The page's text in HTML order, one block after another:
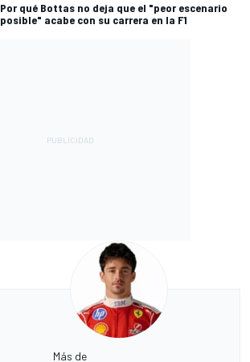
Por qué Bottas no deja que el "peor escenario
posible" acabe con su carrera en la F1
Más de